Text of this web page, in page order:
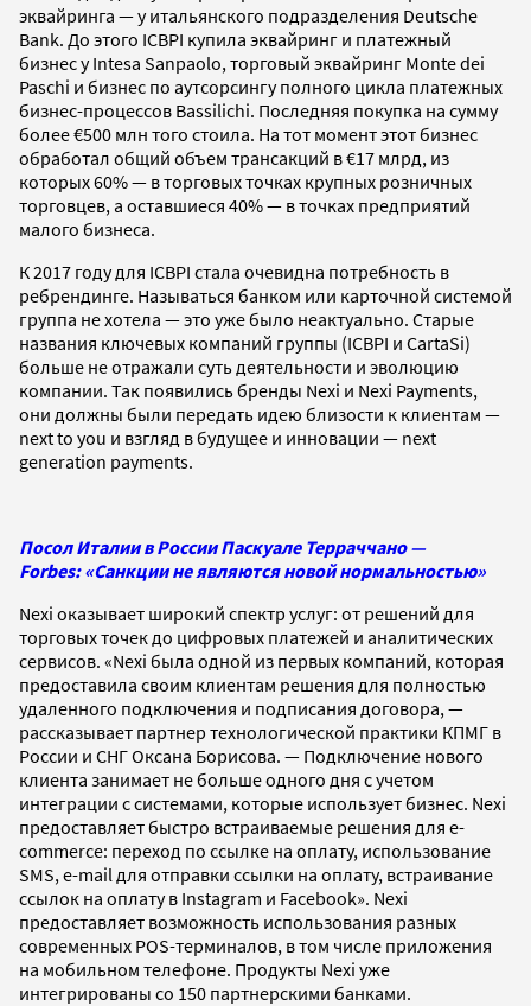
эквайринга — у итальянского подразделения Deutsche
Bank. До этого ICBPI купила эквайринг и платежный
бизнес у Intesa Sanpaolo, торговый эквайринг Monte dei
Paschi и бизнес по аутсорсингу полного цикла платежных
бизнес-процессов Bassilichi. Последняя покупка на сумму
более €500 млн того стоила. На тот момент этот бизнес
обработал общий объем трансакций в €17 млрд, из
которых 60% — в торговых точках крупных розничных
торговцев, а оставшиеся 40% — в точках предприятий
малого бизнеса.
К 2017 году для ICBPI стала очевидна потребность в
ребрендинге. Называться банком или карточной системой
группа не хотела — это уже было неактуально. Старые
названия ключевых компаний группы (ICBPI и CartaSi)
больше не отражали суть деятельности и эволюцию
компании. Так появились бренды Nexi и Nexi Payments,
они должны были передать идею близости к клиентам —
next to you и взгляд в будущее и инновации — next
generation payments.
Посол Италии в России Паскуале Терраччано —
Forbes: «Санкции не являются новой нормальностью»
Nexi оказывает широкий спектр услуг: от решений для
торговых точек до цифровых платежей и аналитических
сервисов. «Nexi была одной из первых компаний, которая
предоставила своим клиентам решения для полностью
удаленного подключения и подписания договора, —
рассказывает партнер технологической практики КПМГ в
России и СНГ Оксана Борисова. — Подключение нового
клиента занимает не больше одного дня с учетом
интеграции с системами, которые использует бизнес. Nexi
предоставляет быстро встраиваемые решения для e-
commerce: переход по ссылке на оплату, использование
SMS, e-mail для отправки ссылки на оплату, встраивание
ссылок на оплату в Instagram и Facebook». Nexi
предоставляет возможность использования разных
современных POS-терминалов, в том числе приложения
на мобильном телефоне. Продукты Nexi уже
интегрированы со 150 партнерскими банками.